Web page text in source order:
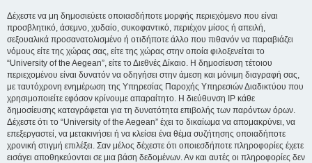
Δέχεστε να μη δημοσιεύετε οποιασδήποτε μορφής περιεχόμενο που είναι
προσβλητικό, άσεμνο, χυδαίο, συκοφαντικό, περιέχον μίσος ή απειλή,
σεξουαλικά προσανατολισμένο ή οτιδήποτε άλλο που πιθανόν να παραβιάζει
νόμους είτε της χώρας σας, είτε της χώρας στην οποία φιλοξενείται το
“University of the Aegean”, είτε το Διεθνές Δίκαιο. Η δημοσίευση τέτοιου
περιεχομένου είναι δυνατόν να οδηγήσει στην άμεση και μόνιμη διαγραφή σας,
με ταυτόχρονη ενημέρωση της Υπηρεσίας Παροχής Υπηρεσιών Διαδικτύου που
χρησιμοποιείτε εφόσον κρίνουμε απαραίτητο. Η διεύθυνση IP κάθε
δημοσίευσης καταγράφεται για τη δυνατότητα επιβολής των παρόντων όρων.
Δέχεστε ότι το “University of the Aegean” έχει το δικαίωμα να απομακρύνει, να
επεξεργαστεί, να μετακινήσει ή να κλείσει ένα θέμα συζήτησης οποιαδήποτε
χρονική στιγμή επιλέξει. Σαν μέλος δέχεστε ότι οποιεσδήποτε πληροφορίες έχετε
εισάγει αποθηκεύονται σε μια βάση δεδομένων. Αν και αυτές οι πληροφορίες δεν